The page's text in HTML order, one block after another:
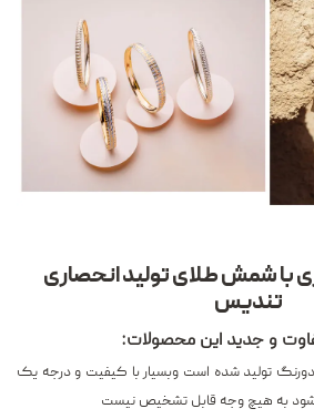
با شمش طلای تولید انحصاری
تندیس
و جدید این محصولات:
دورنگ تولید شده است وبسیار با کیفیت و درجه یک
شود به هیچ وجه قابل تشخیص نیست